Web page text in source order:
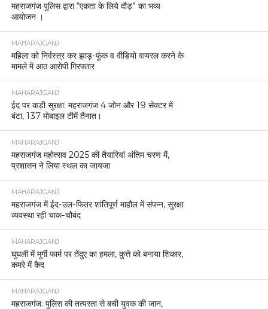
महराजगंज पुलिस द्वारा “एकता के लिये दौड़” का भव्य
आयोजन ।
MAHARAJGANJ
महिला को निर्वस्त्र कर झाड़-फूंक व वीडियो वायरल करने के
मामले में आठ आरोपी गिरफ्तार
MAHARAJGANJ
ईद पर कड़ी सुरक्षा: महराजगंज 4 जोन और 19 सेक्टर में
बंटा, 137 मोबाइल टीमें तैनात।
MAHARAJGANJ
महराजगंज महोत्सव 2025 की तैयारियां अंतिम चरण में,
प्रशासन ने लिया स्थल का जायजा
MAHARAJGANJ
महराजगंज में ईद-उल-फितर शांतिपूर्ण माहौल में संपन्न, सुरक्षा
व्यवस्था रही चाक-चौबंद
MAHARAJGANJ
घुघली में मुर्गी फार्म पर तेंदुए का हमला, कुत्ते को बनाया शिकार,
कमरे में कैद
MAHARAJGANJ
महराजगंज: पुलिस की तत्परता से बची युवक की जान,